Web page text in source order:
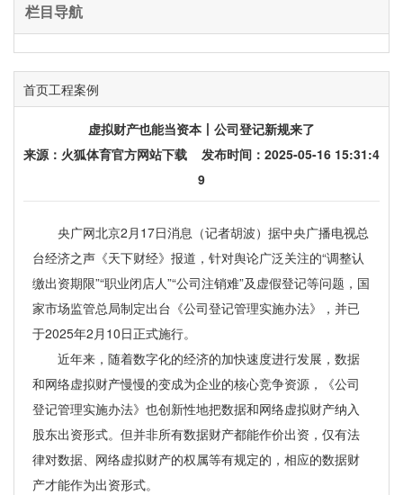
栏目导航
首页工程案例
虚拟财产也能当资本丨公司登记新规来了
来源： 火狐体育官方网站下载 发布时间：2025-05-16 15:31:4
9
央广网北京2月17日消息（记者胡波）据中央广播电视总
台经济之声《天下财经》报道，针对舆论广泛关注的“调整认
缴出资期限”“职业闭店人”“公司注销难”及虚假登记等问题，国
家市场监管总局制定出台《公司登记管理实施办法》，并已
于2025年2月10日正式施行。
近年来，随着数字化的经济的加快速度进行发展，数据
和网络虚拟财产慢慢的变成为企业的核心竞争资源，《公司
登记管理实施办法》也创新性地把数据和网络虚拟财产纳入
股东出资形式。但并非所有数据财产都能作价出资，仅有法
律对数据、网络虚拟财产的权属等有规定的，相应的数据财
产才能作为出资形式。